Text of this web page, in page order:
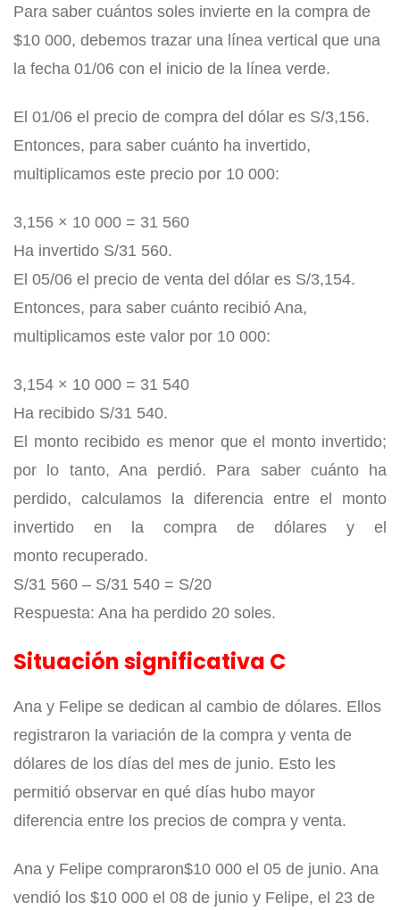
Para saber cuántos soles invierte en la compra de
$10 000, debemos trazar una línea vertical que una
la fecha 01/06 con el inicio de la línea verde.
El 01/06 el precio de compra del dólar es S/3,156.
Entonces, para saber cuánto ha invertido,
multiplicamos este precio por 10 000:
3,156 × 10 000 = 31 560
Ha invertido S/31 560.
El 05/06 el precio de venta del dólar es S/3,154.
Entonces, para saber cuánto recibió Ana,
multiplicamos este valor por 10 000:
3,154 × 10 000 = 31 540
Ha recibido S/31 540.
El monto recibido es menor que el monto invertido;
por lo tanto, Ana perdió. Para saber cuánto ha
perdido, calculamos la diferencia entre el monto
invertido en la compra de dólares y el
monto recuperado.
S/31 560 – S/31 540 = S/20
Respuesta: Ana ha perdido 20 soles.
Situación significativa C
Ana y Felipe se dedican al cambio de dólares. Ellos
registraron la variación de la compra y venta de
dólares de los días del mes de junio. Esto les
permitió observar en qué días hubo mayor
diferencia entre los precios de compra y venta.
Ana y Felipe compraron$10 000 el 05 de junio. Ana
vendió los $10 000 el 08 de junio y Felipe, el 23 de